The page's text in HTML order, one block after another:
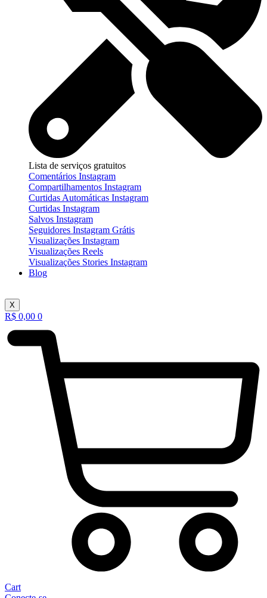
Lista de serviços gratuitos
Comentários Instagram
Compartilhamentos Instagram
Curtidas Automáticas Instagram
Curtidas Instagram
Salvos Instagram
Seguidores Instagram Grátis
Visualizações Instagram
Visualizações Reels
Visualizações Stories Instagram
Blog
X
R$ 0,00 0
Cart